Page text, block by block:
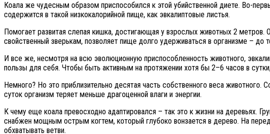
Коала же чудесным образом приспособился к этой убийственной диете. Во-
содержится в такой низкокалорийной пище, как эвкалиптовые листья.
Помогает развитая слепая кишка, достигающая у взрослых животных 2
свойственный зверькам, позволяет пище долго удерживаться в организме – до
И все же, несмотря на всю эволюционную приспособленность животного,
пользы для себя. Чтобы быть активным на протяжении хотя бы 2–6 часов в
Немного? Но это приблизительно десятая часть собственного веса
суток организм теряет меньше драгоценной влаги и энергии.
К чему еще коала превосходно адаптировался – так это к жизни на деревьях.
снабжен мощным острым когтем, который глубоко вонзается в дерево. На
обхватывать ветви.